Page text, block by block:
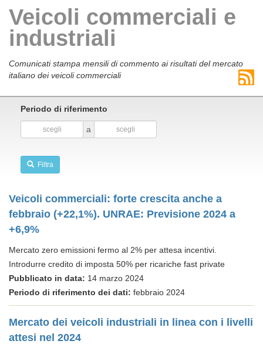
Veicoli commerciali e
industriali
Comunicati stampa mensili di commento ai risultati del mercato
italiano dei veicoli commerciali
Periodo di riferimento
a
Filtra
Veicoli commerciali: forte crescita anche a
febbraio (+22,1%). UNRAE: Previsione 2024 a
+6,9%
Mercato zero emissioni fermo al 2% per attesa incentivi.
Introdurre credito di imposta 50% per ricariche fast private
Pubblicato in data: 14 marzo 2024
Periodo di riferimento dei dati: febbraio 2024
Mercato dei veicoli industriali in linea con i livelli
attesi nel 2024